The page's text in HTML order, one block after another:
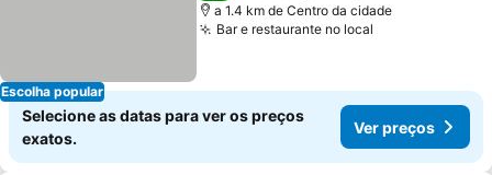
Escolha popular
a 1.4 km de Centro da cidade
Bar e restaurante no local
Selecione as datas para ver os preços
exatos.
Ver preços